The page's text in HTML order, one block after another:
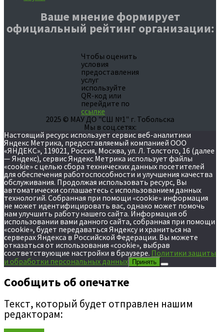
Ваше мнение формирует
официальный рейтинг организации:
Чтобы оценить
условия
предоставления
услуг
используйте
QR-код или
перейдите по
ссылке
2025 © МАУ ДО "СШ №1" г. Тобольска
Мы в соц.сетях:
Настоящий ресурс использует сервис веб-аналитики
Яндекс Метрика, предоставляемый компанией ООО
«ЯНДЕКС», 119021, Россия, Москва, ул. Л. Толстого, 16 (далее
— Яндекс), сервис Яндекс Метрика использует файлы
«cookie» с целью сбора технических данных посетителей
для обеспечения работоспособности и улучшения качества
обслуживания. Продолжая использовать ресурс, Вы
автоматически соглашаетесь с использованием данных
технологий. Собранная при помощи «cookie» информация
не может идентифицировать вас, однако может помочь
нам улучшить работу нашего сайта. Информация об
использовании вами данного сайта, собранная при помощи
«cookie», будет передаваться Яндексу и храниться на
серверах Яндекса в Российской Федерации. Вы можете
отказаться от использования «cookie», выбрав
соответствующие настройки в браузере. Политики защиты
и обработки персональных данных Принять
Сообщить об опечатке
Текст, который будет отправлен нашим
редакторам: